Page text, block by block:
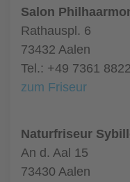
Salon
Rathauspl. 6
73432 Aalen
Tel.: +49 7361
zum Friseur
Naturfriseur
An d. Aal 15
73430 Aalen